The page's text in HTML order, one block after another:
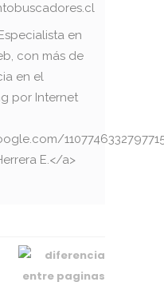
en
con más de
en el
por Internet
E.</a>